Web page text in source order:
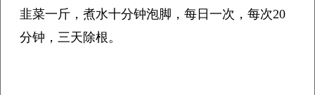
韭菜一斤，煮水十分钟泡脚，每日一次，每次20
分钟，三天除根。